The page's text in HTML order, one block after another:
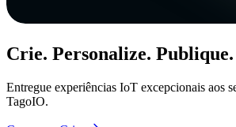
Crie. Personalize. Publique.
Entregue experiências IoT excepcionais aos
TagoIO.